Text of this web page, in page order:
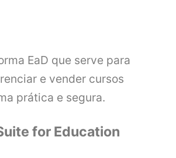
EaD que serve para
e vender cursos
prática e segura.
for Education